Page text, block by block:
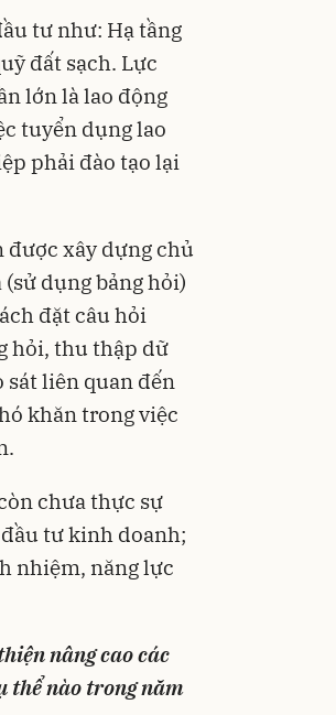
tư như: Hạ tầng
đất sạch. Lực
lớn là lao động
tuyển dụng lao
phải đào tạo lại
được xây dựng chủ
dụng bảng hỏi)
đặt câu hỏi
hỏi, thu thập dữ
liên quan đến
khăn trong việc
chưa thực sự
tư kinh doanh;
nhiệm, năng lực
nâng cao các
thể nào trong năm